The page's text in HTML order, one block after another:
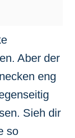
Aber der
eng
Sieh dir
so